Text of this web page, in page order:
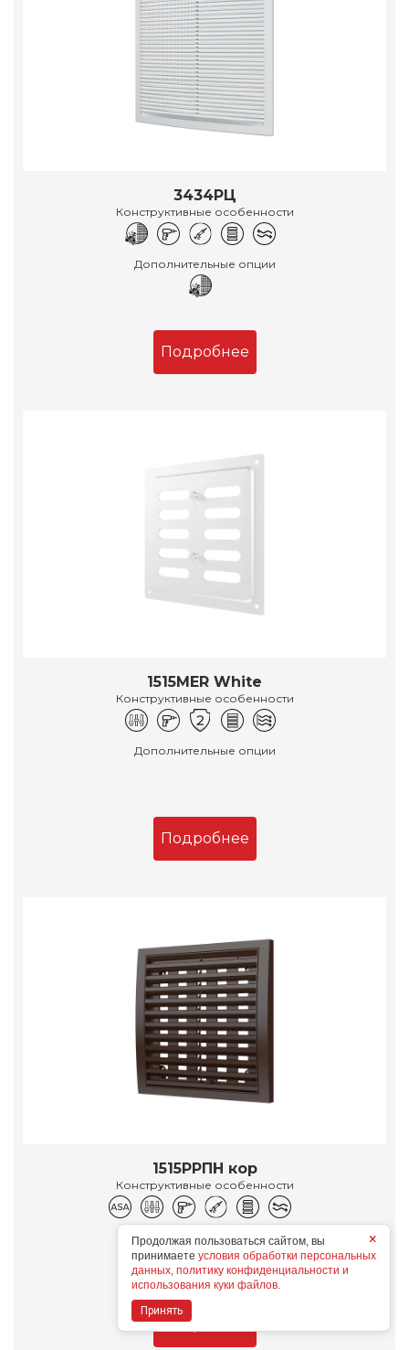
3434РЦ
Конструктивные особенности
Дополнительные опции
Подробнее
1515MER White
Конструктивные особенности
Дополнительные опции
Подробнее
1515РРПН кор
Конструктивные особенности
Дополнительные опции
Подробнее
×
Продолжая пользоваться сайтом, вы
принимаете условия обработки персональных
данных, политику конфиденциальности и
использования куки файлов.
Принять